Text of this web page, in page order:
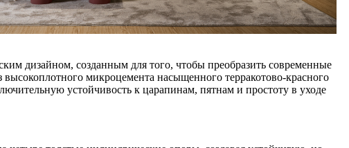
дизайном, созданным для того, чтобы преобразить современные
микроцемента насыщенного терракотово-красного
устойчивость к царапинам, пятнам и простоту в уходе